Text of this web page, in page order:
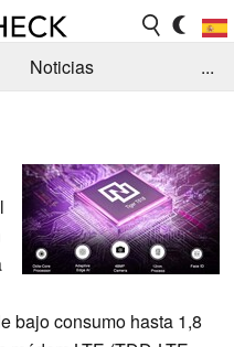
Noticias
Busca
...
bajo consumo hasta 1,8